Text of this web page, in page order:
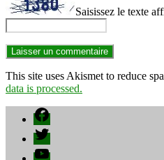
Saisissez le texte
This site uses Akismet to reduce
data is processed.
Facebook
Twitter
YouTube